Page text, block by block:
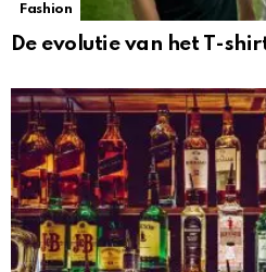
Fashion
De evolutie van het T-